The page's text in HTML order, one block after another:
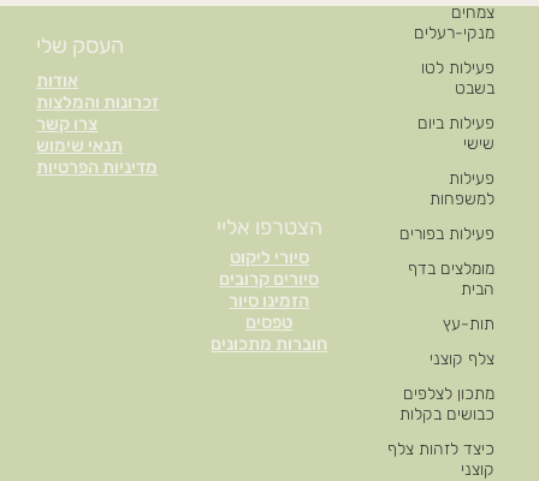
צמחים
מנקי-רעלים
פעילות לטו
בשבט
פעילות ביום
שישי
פעילות
למשפחות
פעילות בפורים
מומלצים בדף
הבית
תות-עץ
צלף קוצני
מתכון לצלפים
כבושים בקלות
כיצד לזהות צלף
קוצני
אודות
זכרונות והמלצות
צרו קשר
תנאי שימוש
מדיניות הפרטיות
העסק שלי
סיורי ליקוט
סיורים קרובים
הזמינו סיור
טפסים
חוברות מתכונים
הצטרפו אליי